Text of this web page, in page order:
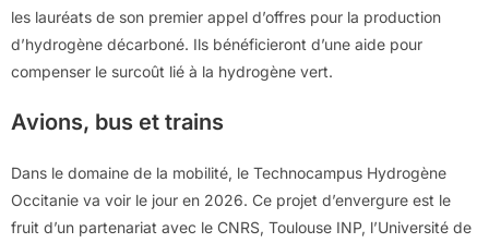
les lauréats de son premier appel d’offres pour la production
d’hydrogène décarboné. Ils bénéficieront d’une aide pour
compenser le surcoût lié à la hydrogène vert.
Avions, bus et trains
Dans le domaine de la mobilité, le Technocampus Hydrogène
Occitanie va voir le jour en 2026. Ce projet d’envergure est le
fruit d’un partenariat avec le CNRS, Toulouse INP, l’Université de